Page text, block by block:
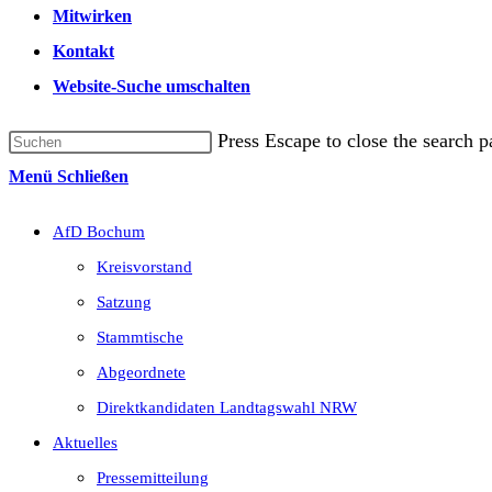
Mitwirken
Kontakt
Website-Suche umschalten
Press Escape to close the search
Menü Schließen
AfD Bochum
Kreisvorstand
Satzung
Stammtische
Abgeordnete
Direktkandidaten Landtagswahl NRW
Aktuelles
Pressemitteilung